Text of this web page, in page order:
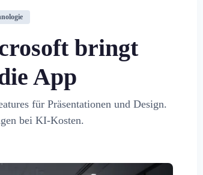
bringt
App
für Präsentationen und Design.
bei KI-Kosten.